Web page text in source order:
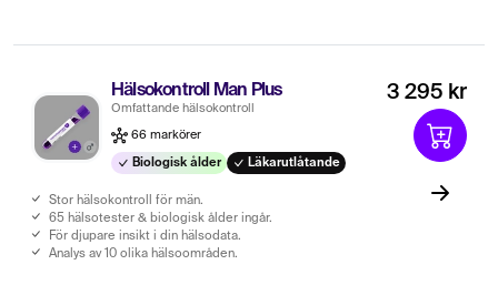
Hälsokontroll Man Plus
Omfattande hälsokontroll
66 markörer
Biologisk ålder Läkarutlåtande
Stor hälsokontroll för män.
65 hälsotester & biologisk ålder ingår.
För djupare insikt i din hälsodata.
Analys av 10 olika hälsoområden.
3 295 kr